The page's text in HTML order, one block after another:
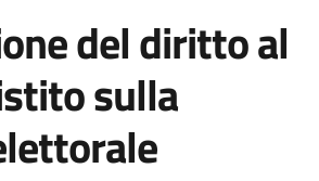
del diritto al
sulla